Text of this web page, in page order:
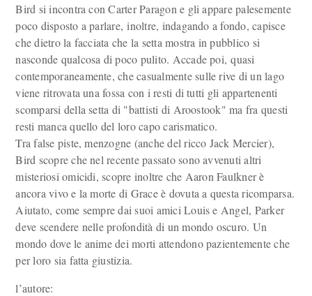
Bird si incontra con Carter Paragon e gli appare palesemente
poco disposto a parlare, inoltre, indagando a fondo, capisce
che dietro la facciata che la setta mostra in pubblico si
nasconde qualcosa di poco pulito. Accade poi, quasi
contemporaneamente, che casualmente sulle rive di un lago
viene ritrovata una fossa con i resti di tutti gli appartenenti
scomparsi della setta di "battisti di Aroostook" ma fra questi
resti manca quello del loro capo carismatico.
Tra false piste, menzogne (anche del ricco Jack Mercier),
Bird scopre che nel recente passato sono avvenuti altri
misteriosi omicidi, scopre inoltre che Aaron Faulkner è
ancora vivo e la morte di Grace è dovuta a questa ricomparsa.
Aiutato, come sempre dai suoi amici Louis e Angel, Parker
deve scendere nelle profondità di un mondo oscuro. Un
mondo dove le anime dei morti attendono pazientemente che
per loro sia fatta giustizia.
l’autore: